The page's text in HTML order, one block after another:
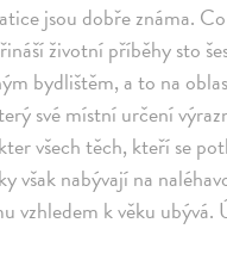
jsou dobře známa.
životní příběhy sto
bydlištěm, a to na
své místní určení
všech těch, kteří se
však nabývají na
vzhledem k věku